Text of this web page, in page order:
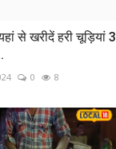
से खरीदें हरी चूड़ियां 3
0 8